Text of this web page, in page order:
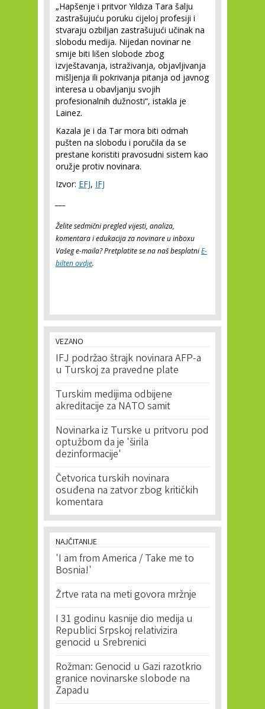
„Hapšenje i pritvor Yıldıza Tara šalju
zastrašujuću poruku cijeloj profesiji i
stvaraju ozbiljan zastrašujući učinak na
slobodu medija. Nijedan novinar ne
smije biti lišen slobode zbog
izvještavanja, istraživanja, objavljivanja
mišljenja ili pokrivanja pitanja od javnog
interesa u obavljanju svojih
profesionalnih dužnosti“, istakla je
Lainez.
Kazala je i da Tar mora biti odmah
pušten na slobodu i poručila da se
prestane koristiti pravosudni sistem kao
oružje protiv novinara.
Izvor: EFJ, IFJ
Želite sedmični pregled vijesti, analiza,
komentara i edukacija za novinare u inboxu
Vašeg e-maila? Pretplatite se na naš besplatniE-
bilten ovdje.
VEZANO
IFJ podržao štrajk novinara AFP-a
u Turskoj za pravedne plate
Turskim medijima odbijene
akreditacije za NATO samit
Novinarka iz Turske u pritvoru pod
optužbom da je 'širila
dezinformacije'
Četvorica turskih novinara
osuđena na zatvor zbog kritičkih
komentara
NAJČITANIJE
'I am from America / Take me to
Bosnia!'
Žrtve rata na meti govora mržnje
I 31 godinu kasnije dio medija u
Republici Srpskoj relativizira
genocid u Srebrenici
Rožman: Genocid u Gazi razotkrio
granice novinarske slobode na
Zapadu